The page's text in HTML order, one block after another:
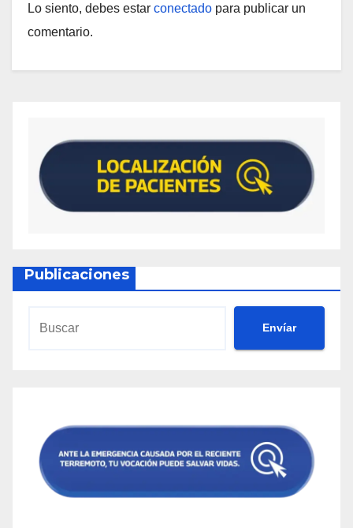
Lo siento, debes estar conectado para publicar un
comentario.
Publicaciones
Envíar